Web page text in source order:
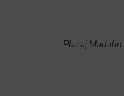
Placaj Madalin